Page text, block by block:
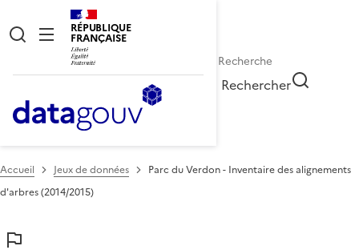
RÉPUBLIQUE
FRANÇAISE
Rechercher
Accueil Jeux de données
Parc du Verdon - Inventaire des alignements
d'arbres (2014/2015)